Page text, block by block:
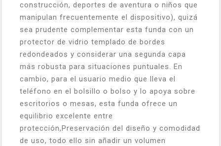
construcción, deportes de aventura o niños que
manipulan frecuentemente el dispositivo), quizá
sea prudente complementar esta funda con un
protector de vidrio templado de bordes
redondeados y considerar una segunda capa
más robusta para situaciones puntuales. En
cambio, para el usuario medio que lleva el
teléfono en el bolsillo o bolso y lo apoya sobre
escritorios o mesas, esta funda ofrece un
equilibrio excelente entre
protección,Preservación del diseño y comodidad
de uso, todo ello sin añadir un volumen